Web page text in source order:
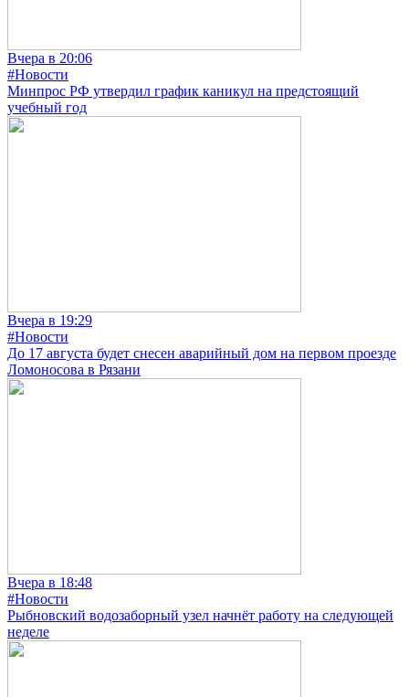
Вчера в 20:06
#Новости
Минпрос РФ утвердил график каникул на предстоящий
учебный год
Вчера в 19:29
#Новости
До 17 августа будет снесен аварийный дом на первом проезде
Ломоносова в Рязани
Вчера в 18:48
#Новости
Рыбновский водозаборный узел начнёт работу на следующей
неделе